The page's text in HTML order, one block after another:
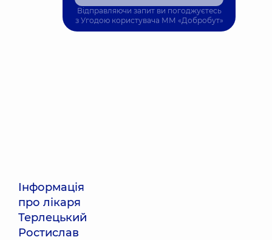
Інформація
про лікаря
Терлецький
Ростислав
Відправляючи запит ви погоджуєтесь
з Угодою користувача ММ «Добробут»